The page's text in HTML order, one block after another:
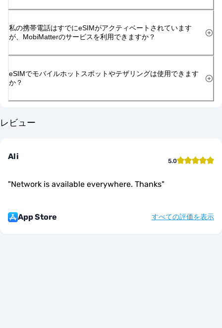
私の携帯電話はすでにeSIMがアクティベートされています
が、MobiMatterのサービスを利用できますか？
eSIMでモバイルホットスポットやテザリングは使用できます
か？
レビュー
Ali 5.0
"Network is available everywhere. Thanks"
App Store すべての評価を表示